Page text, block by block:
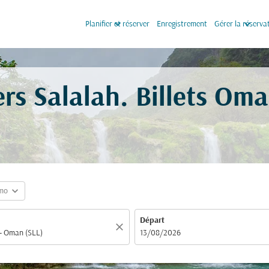
Planifier et réserver
keyboard_arrow_down Enregistrement Gérer lakeyboard_arrow_down
Salalah. Billets
expand_more
close
Départ
fc-booking-departure-date-aria-label
13/08/2026